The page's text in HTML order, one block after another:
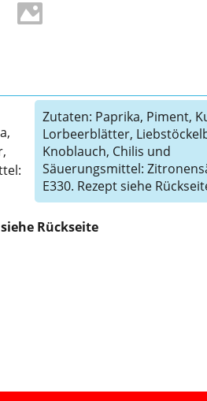
Zutaten: Paprika, Piment,
Lorbeerblätter,
Knoblauch, Chilis und
Säuerungsmittel:
E330. Rezept siehe
Rückseite